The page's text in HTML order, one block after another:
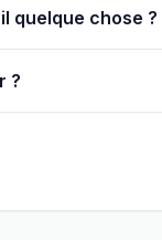
quelque chose ?
?